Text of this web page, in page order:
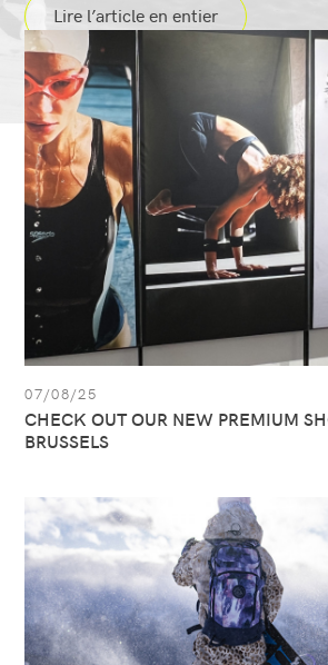
Lire l’article en entier
articles.list
Afficher
l’article:
CHECK
OUT
OUR
NEW
PREMIUM
SHOWROOM
IN
BRUSSELS
07/08/25
CHECK OUT OUR NEW PREMIUM
BRUSSELS
Afficher
l’article:
Dakine,
new
brand
the
All
Sport